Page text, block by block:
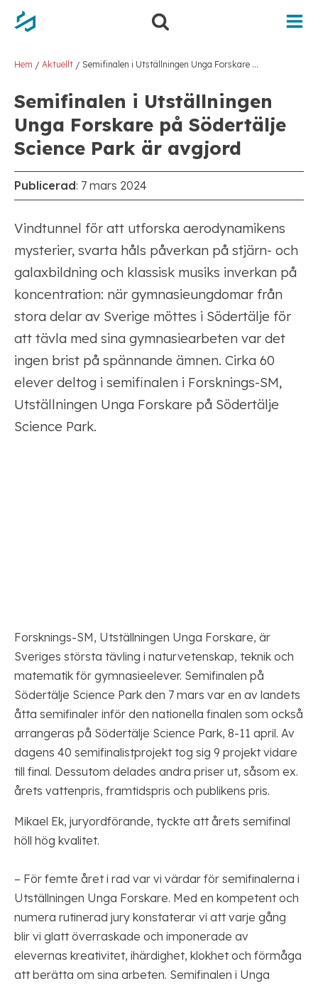
Hoppa
Hoppa
Hem / Aktuellt / Semifinalen i Utställningen Unga Forskare på Södertälje Science Park är avgjord
Semifinalen i Utställningen
Unga Forskare på Södertälje
Science Park är avgjord
Publicerad: 7 mars 2024
Vindtunnel för att utforska aerodynamikens
mysterier, svarta håls påverkan på stjärn- och
galaxbildning och klassisk musiks inverkan på
koncentration: när gymnasieungdomar från
stora delar av Sverige möttes i Södertälje för
att tävla med sina gymnasiearbeten var det
ingen brist på spännande ämnen. Cirka 60
elever deltog i semifinalen i Forsknings-SM,
Utställningen Unga Forskare på Södertälje
Science Park.
Forsknings-SM, Utställningen Unga Forskare, är
Sveriges största tävling i naturvetenskap, teknik och
matematik för gymnasieelever. Semifinalen på
Södertälje Science Park den 7 mars var en av landets
åtta semifinaler inför den nationella finalen som också
arrangeras på Södertälje Science Park, 8-11 april. Av
dagens 40 semifinalistprojekt tog sig 9 projekt vidare
till final. Dessutom delades andra priser ut, såsom ex.
årets vattenpris, framtidspris och publikens pris.
Mikael Ek, juryordförande, tyckte att årets semifinal
höll hög kvalitet.
– För femte året i rad var vi värdar för semifinalerna i
Utställningen Unga Forskare. Med en kompetent och
numera rutinerad jury konstaterar vi att varje gång
blir vi glatt överraskade och imponerade av
elevernas kreativitet, ihärdighet, klokhet och förmåga
att berätta om sina arbeten. Semifinalen i Unga